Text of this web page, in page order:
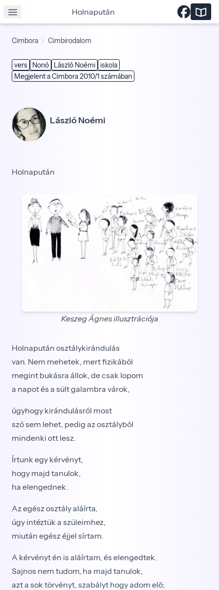
Holnapután
Cimbora Cimbirodalom
vers Nonó László Noémi
iskola
Megjelent a Cimbora 2010/1 számában
László Noémi
Holnapután
Keszeg Ágnes illusztrációja
Holnapután osztálykirándulás
van. Nem mehetek, mert fizikából
megint bukásra állok, de csak lopom
a napot és a sült galambra várok,
úgyhogy kirándulásról most
szó sem lehet, pedig az osztályból
mindenki ott lesz.
Írtunk egy kérvényt,
hogy majd tanulok,
ha elengednek.
Az egész osztály aláírta,
úgy intéztük a szüleimhez,
miután egész éjjel sírtam.
A kérvényt én is aláírtam, és elengedtek.
Sajnos nem tudom, ha majd tanulok,
azt a sok törvényt, szabályt hogy adom elő;